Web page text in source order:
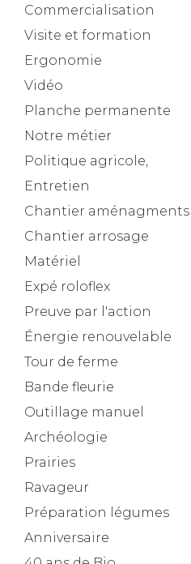
Commercialisation
Visite et formation
Ergonomie
Vidéo
Planche permanente
Notre métier
Politique agricole,
Entretien
Chantier aménagments
Chantier arrosage
Matériel
Expé roloflex
Preuve par l'action
Énergie renouvelable
Tour de ferme
Bande fleurie
Outillage manuel
Archéologie
Prairies
Ravageur
Préparation légumes
Anniversaire